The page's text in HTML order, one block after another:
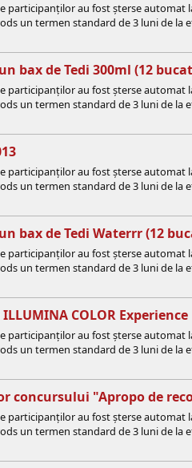
participanților au fost șterse
un termen standard de 3 luni de
bax de Tedi 300ml (12
participanților au fost șterse
un termen standard de 3 luni de
participanților au fost șterse
un termen standard de 3 luni de
bax de Tedi Waterrr (12
participanților au fost șterse
un termen standard de 3 luni de
COLOR Experience
participanților au fost șterse
un termen standard de 3 luni de
concursului "Apropo de
participanților au fost șterse
un termen standard de 3 luni de